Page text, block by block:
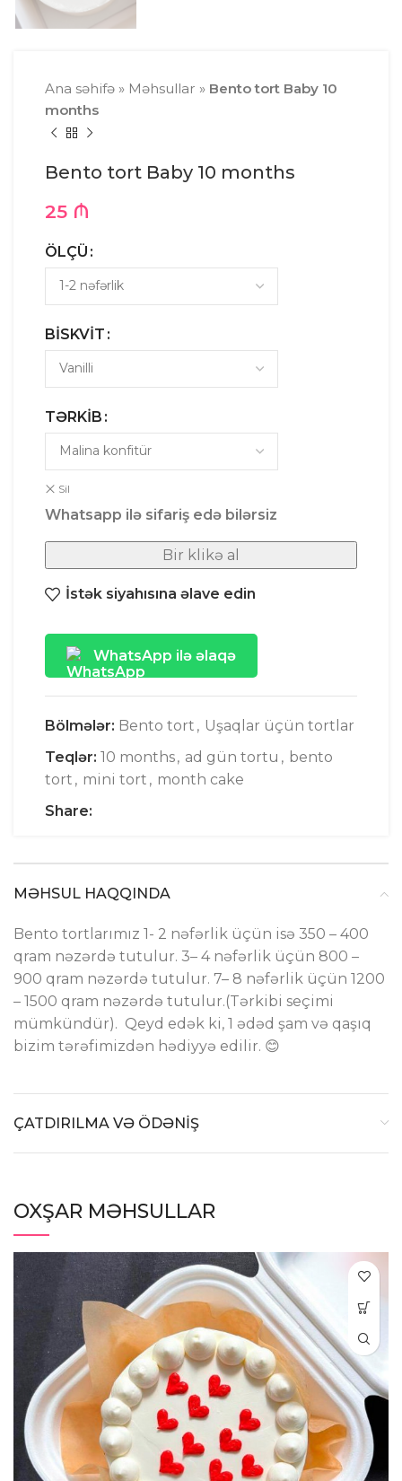
Ana səhifə » Məhsullar » Bento tort Baby 10
months
Bento tort Baby 10 months
25 ₼
ÖLÇÜ
BISKVIT
TƏRKIB
Sil
Whatsapp ilə sifariş edə bilərsiz
Bir klikə al
İstək siyahısına əlave edin
WhatsApp ilə əlaqə
Bölmələr: Bento tort , Uşaqlar üçün tortlar
Teqlər: 10 months, ad gün tortu , bento
tort , mini tort , month cake
Share:
MƏHSUL HAQQINDA
Bento tortlarımız 1- 2 nəfərlik üçün isə 350 – 400
qram nəzərdə tutulur. 3– 4 nəfərlik üçün 800 –
900 qram nəzərdə tutulur. 7– 8 nəfərlik üçün 1200
– 1500 qram nəzərdə tutulur.(Tərkibi seçimi
mümkündür). Qeyd edək ki, 1 ədəd şam və qaşıq
bizim tərəfimizdən hədiyyə edilir. 😊
ÇATDIRILMA VƏ ÖDƏNİŞ
OXŞAR MƏHSULLAR